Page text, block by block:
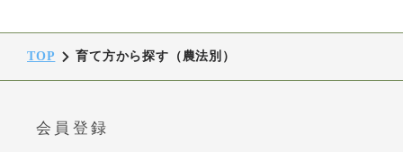
TOP 育て方から探す（農法別）
会員登録